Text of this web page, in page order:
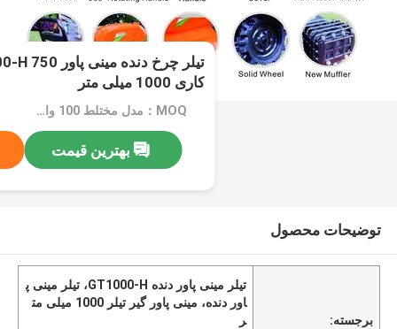
کاری 1000 میلی متر
MOQ：مدل مختلط 100 واحدی
بهترین قیمت
توضیحات محصول
برجسته:
تیلر مینی پاور دنده GT1000-H، تیلر مینی پ
اور دنده، مینی پاور گیر تیلر 1000 میلی مت
ر